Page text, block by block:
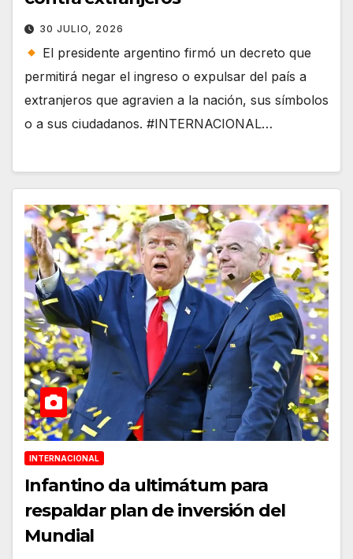
30 JULIO, 2026
El presidente argentino firmó un decreto que
permitirá negar el ingreso o expulsar del país a
extranjeros que agravien a la nación, sus símbolos
o a sus ciudadanos. #INTERNACIONAL…
INTERNACIONAL
Infantino da ultimátum para
respaldar plan de inversión del
Mundial